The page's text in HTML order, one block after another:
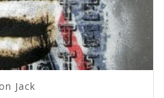
Jack